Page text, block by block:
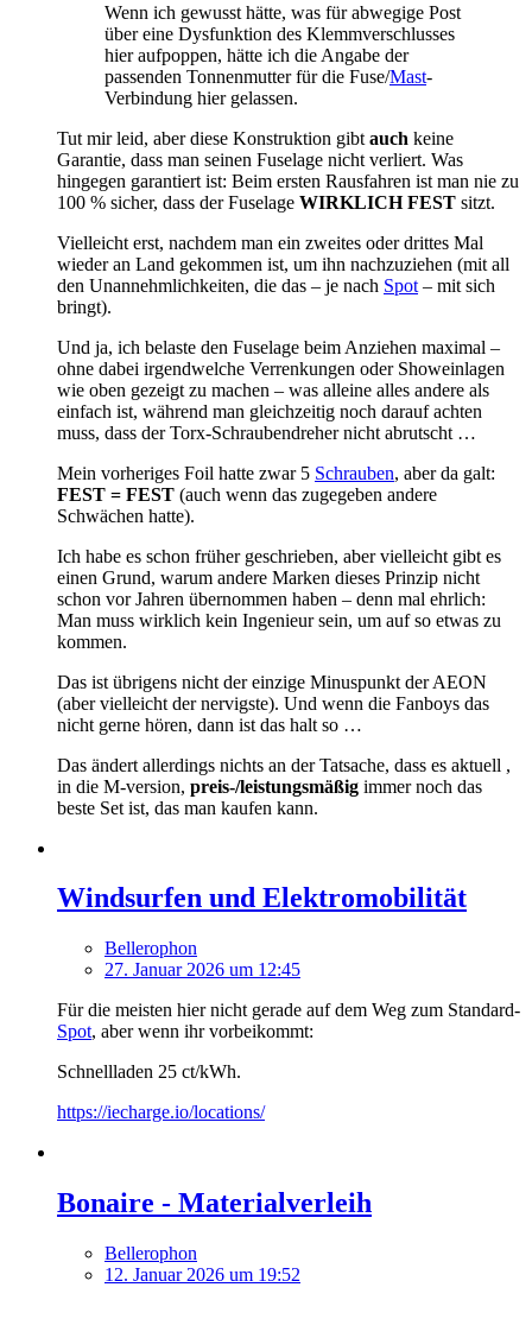
Wenn ich gewusst hätte, was für abwegige Post
über eine Dysfunktion des Klemmverschlusses
hier aufpoppen, hätte ich die Angabe der
passenden Tonnenmutter für die Fuse/Mast-
Verbindung hier gelassen.
Tut mir leid, aber diese Konstruktion gibt auch keine
Garantie, dass man seinen Fuselage nicht verliert. Was
hingegen garantiert ist: Beim ersten Rausfahren ist man nie zu
100 % sicher, dass der Fuselage WIRKLICH FEST sitzt.
Vielleicht erst, nachdem man ein zweites oder drittes Mal
wieder an Land gekommen ist, um ihn nachzuziehen (mit all
den Unannehmlichkeiten, die das – je nach Spot – mit sich
bringt).
Und ja, ich belaste den Fuselage beim Anziehen maximal –
ohne dabei irgendwelche Verrenkungen oder Showeinlagen
wie oben gezeigt zu machen – was alleine alles andere als
einfach ist, während man gleichzeitig noch darauf achten
muss, dass der Torx-Schraubendreher nicht abrutscht …
Mein vorheriges Foil hatte zwar 5 Schrauben, aber da galt:
FEST = FEST (auch wenn das zugegeben andere
Schwächen hatte).
Ich habe es schon früher geschrieben, aber vielleicht gibt es
einen Grund, warum andere Marken dieses Prinzip nicht
schon vor Jahren übernommen haben – denn mal ehrlich:
Man muss wirklich kein Ingenieur sein, um auf so etwas zu
kommen.
Das ist übrigens nicht der einzige Minuspunkt der AEON
(aber vielleicht der nervigste). Und wenn die Fanboys das
nicht gerne hören, dann ist das halt so …
Das ändert allerdings nichts an der Tatsache, dass es aktuell ,
in die M-version, preis-/leistungsmäßig immer noch das
beste Set ist, das man kaufen kann.
Windsurfen und Elektromobilität
Bellerophon
27. Januar 2026 um 12:45
Für die meisten hier nicht gerade auf dem Weg zum Standard-
Spot, aber wenn ihr vorbeikommt:
Schnellladen 25 ct/kWh.
https://iecharge.io/locations/
Bonaire - Materialverleih
Bellerophon
12. Januar 2026 um 19:52